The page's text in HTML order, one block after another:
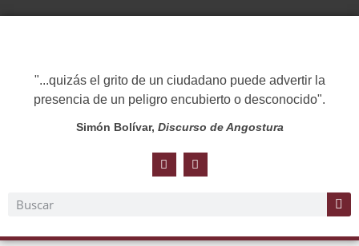
"...quizás el grito de un ciudadano puede advertir la
presencia de un peligro encubierto o desconocido".
Simón Bolívar, Discurso de Angostura